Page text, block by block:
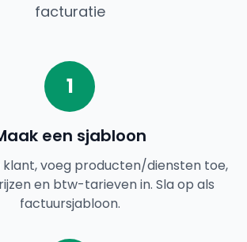
facturatie
1
een sjabloon
voeg producten/diensten toe,
en btw-tarieven in. Sla op als
factuursjabloon.